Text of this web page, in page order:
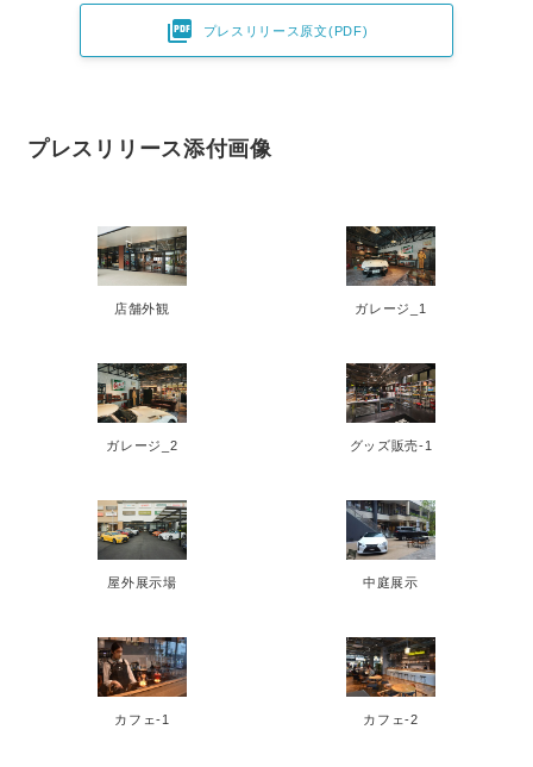
 プレスリリース原文(PDF)
プレスリリース添付画像
店舗外観 ガレージ_1
ガレージ_2 グッズ販売-1
屋外展示場 中庭展示
カフェ-1 カフェ-2